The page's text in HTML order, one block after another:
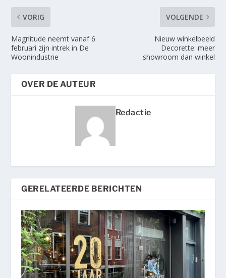
VORIG
Magnitude neemt vanaf 6
februari zijn intrek in De
Woonindustrie
VOLGENDE
Nieuw winkelbeeld
Decorette: meer
showroom dan winkel
OVER DE AUTEUR
Redactie
GERELATEERDE BERICHTEN